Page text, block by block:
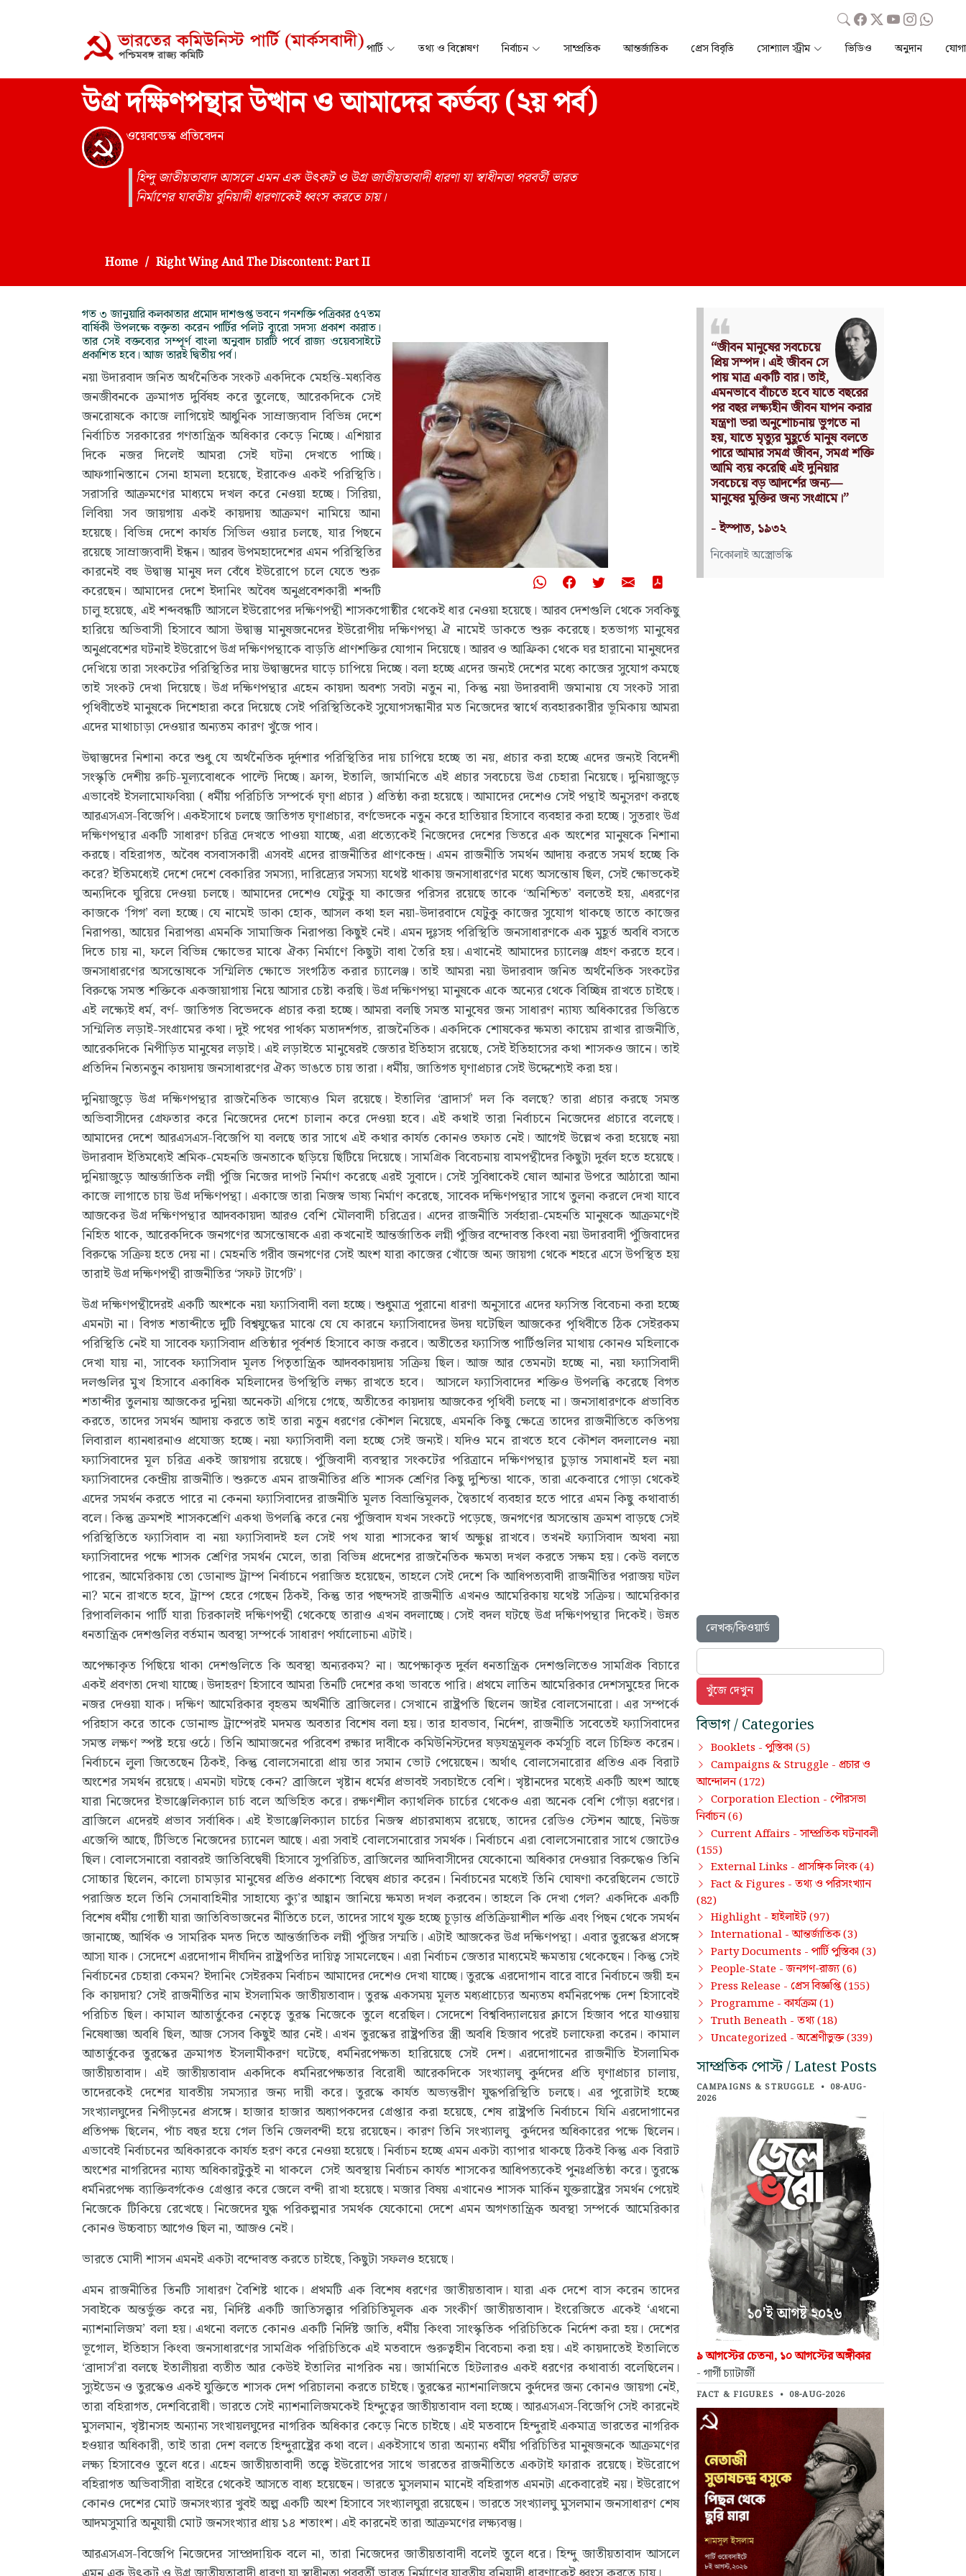
পার্টি তথ্য ও বিশ্লেষণ নির্বাচন সাম্প্রতিক আন্তর্জাতিক প্রেস বিবৃতি সোশ্যাল স্ট্রীম ভিডিও অনুদান
উগ্র দক্ষিণপন্থার উত্থান ও আমাদের কর্তব্য (২য় পর্ব)
ওয়েবডেস্ক প্রতিবেদন
হিন্দু জাতীয়তাবাদ আসলে এমন এক উৎকট ও উগ্র জাতীয়তাবাদী ধারণা যা স্বাধীনতা পরবর্তী ভারত
নির্মাণের যাবতীয় বুনিয়াদী ধারণাকেই ধ্বংস করতে চায়।
Home Right Wing And The Discontent: Part II
গত ৩ জানুয়ারি কলকাতার প্রমোদ দাশগুপ্ত ভবনে গনশক্তি পত্রিকার ৫৭তম
বার্ষিকী উপলক্ষে বক্তৃতা করেন পার্টির পলিট ব্যুরো সদস্য প্রকাশ কারাত।
তার সেই বক্তব্যের সম্পূর্ণ বাংলা অনুবাদ চারটি পর্বে রাজ্য ওয়েবসাইটে
প্রকাশিত হবে। আজ তারই দ্বিতীয় পর্ব।
নয়া উদারবাদ জনিত অর্থনৈতিক সংকট একদিকে মেহন্তি-মধ্যবিত্ত
জনজীবনকে ক্রমাগত দুর্বিষহ করে তুলেছে, আরেকদিকে সেই
জনরোষকে কাজে লাগিয়েই আধুনিক সাম্রাজ্যবাদ বিভিন্ন দেশে
নির্বাচিত সরকারের গণতান্ত্রিক অধিকার কেড়ে নিচ্ছে। এশিয়ার
দিকে নজর দিলেই আমরা সেই ঘটনা দেখতে পাচ্ছি।
আফগানিস্তানে সেনা হামলা হয়েছে, ইরাকেও একই পরিস্থিতি।
সরাসরি আক্রমণের মাধ্যমে দখল করে নেওয়া হচ্ছে। সিরিয়া,
লিবিয়া সব জায়গায় একই কায়দায় আক্রমণ নামিয়ে আনা
হয়েছে। বিভিন্ন দেশে কার্যত সিভিল ওয়ার চলছে, যার পিছনে
রয়েছে সাম্রাজ্যবাদী ইন্ধন। আরব উপমহাদেশের এমন পরিস্থিতির
কারনেই বহু উদ্বাস্তু মানুষ দল বেঁধে ইউরোপে চলে যেতে শুরু
করেছেন। আমাদের দেশে ইদানিং অবৈধ অনুপ্রবেশকারী শব্দটি
চালু হয়েছে, এই শব্দবন্ধটি আসলে ইউরোপের দক্ষিণপন্থী শাসকগোষ্ঠীর থেকেই ধার নেওয়া হয়েছে। আরব দেশগুলি থেকে সবকিছু
হারিয়ে অভিবাসী হিসাবে আসা উদ্বাস্তু মানুষজনেদের ইউরোপীয় দক্ষিণপন্থা ঐ নামেই ডাকতে শুরু করেছে। হতভাগ্য মানুষের
অনুপ্রবেশের ঘটনাই ইউরোপে উগ্র দক্ষিণপন্থাকে বাড়তি প্রাণশক্তির যোগান দিয়েছে। আরব ও আফ্রিকা থেকে ঘর হারানো মানুষদের
দেখিয়ে তারা সংকটের পরিস্থিতির দায় উদ্বাস্তুদের ঘাড়ে চাপিয়ে দিচ্ছে। বলা হচ্ছে এদের জন্যই দেশের মধ্যে কাজের সুযোগ কমছে
তাই সংকট দেখা দিয়েছে। উগ্র দক্ষিণপন্থার এহেন কায়দা অবশ্য সবটা নতুন না, কিন্তু নয়া উদারবাদী জমানায় যে সংকট সারা
পৃথিবীতেই মানুষকে দিশেহারা করে দিয়েছে সেই পরিস্থিতিকেই সুযোগসন্ধানীর মত নিজেদের স্বার্থে ব্যবহারকারীর ভূমিকায় আমরা
এদের মাথাচাড়া দেওয়ার অন্যতম কারণ খুঁজে পাব।
উদ্বাস্তুদের নিশানা করে শুধু যে অর্থনৈতিক দুর্দশার পরিস্থিতির দায় চাপিয়ে হচ্ছে তা নয়, প্রচার করা হচ্ছে এদের জন্যই বিদেশী
সংস্কৃতি দেশীয় রুচি-মূল্যবোধকে পাল্টে দিচ্ছে। ফ্রান্স, ইতালি, জার্মানিতে এই প্রচার সবচেয়ে উগ্র চেহারা নিয়েছে। দুনিয়াজুড়ে
এভাবেই ইসলামোফবিয়া ( ধর্মীয় পরিচিতি সম্পর্কে ঘৃণা প্রচার ) প্রতিষ্ঠা করা হয়েছে। আমাদের দেশেও সেই পন্থাই অনুসরণ করছে
আরএসএস-বিজেপি। একইসাথে চলছে জাতিগত ঘৃণাপ্রচার, বর্ণভেদকে নতুন করে হাতিয়ার হিসাবে ব্যবহার করা হচ্ছে। সুতরাং উগ্র
দক্ষিণপন্থার একটি সাধারণ চরিত্র দেখতে পাওয়া যাচ্ছে, এরা প্রত্যেকেই নিজেদের দেশের ভিতরে এক অংশের মানুষকে নিশানা
করছে। বহিরাগত, অবৈধ বসবাসকারী এসবই এদের রাজনীতির প্রাণকেন্দ্র। এমন রাজনীতি সমর্থন আদায় করতে সমর্থ হচ্ছে কি
করে? ইতিমধ্যেই দেশে দেশে বেকারির সমস্যা, দারিদ্র্যের সমস্যা যথেষ্ট থাকায় জনসাধারণের মধ্যে অসন্তোষ ছিল, সেই ক্ষোভকেই
অন্যদিকে ঘুরিয়ে দেওয়া চলছে। আমাদের দেশেও যেটুকু যা কাজের পরিসর রয়েছে তাকে ‘অনিশ্চিত’ বলতেই হয়, এধরণের
কাজকে ‘গিগ’ বলা হচ্ছে। যে নামেই ডাকা হোক, আসল কথা হল নয়া-উদারবাদে যেটুকু কাজের সুযোগ থাকছে তাতে কাজের
নিরাপত্তা, আয়ের নিরাপত্তা এমনকি সামাজিক নিরাপত্তা কিছুই নেই। এমন দুঃসহ পরিস্থিতি জনসাধারণকে এক মুহূর্ত অবধি বসতে
দিতে চায় না, ফলে বিভিন্ন ক্ষোভের মাঝে ঐক্য নির্মাণে কিছুটা বাধা তৈরি হয়। এখানেই আমাদের চ্যালেঞ্জ গ্রহণ করতে হবে।
জনসাধারণের অসন্তোষকে সম্মিলিত ক্ষোভে সংগঠিত করার চ্যালেঞ্জ। তাই আমরা নয়া উদারবাদ জনিত অর্থনৈতিক সংকটের
বিরুদ্ধে সমস্ত শক্তিকে একজায়াগায় নিয়ে আসার চেষ্টা করছি। উগ্র দক্ষিণপন্থা মানুষকে একে অন্যের থেকে বিচ্ছিন্ন রাখতে চাইছে।
এই লক্ষ্যেই ধর্ম, বর্ণ- জাতিগত বিভেদকে প্রচার করা হচ্ছে। আমরা বলছি সমস্ত মানুষের জন্য সাধারণ ন্যায্য অধিকারের ভিত্তিতে
সম্মিলিত লড়াই-সংগ্রামের কথা। দুই পথের পার্থক্য মতাদর্শগত, রাজনৈতিক। একদিকে শোষকের ক্ষমতা কায়েম রাখার রাজনীতি,
আরেকদিকে নিপীড়িত মানুষের লড়াই। এই লড়াইতে মানুষেরই জেতার ইতিহাস রয়েছে, সেই ইতিহাসের কথা শাসকও জানে। তাই
প্রতিদিন নিত্যনতুন কায়দায় জনসাধারণের ঐক্য ভাঙতে চায় তারা। ধর্মীয়, জাতিগত ঘৃণাপ্রচার সেই উদ্দেশ্যেই করা হয়।
দুনিয়াজুড়ে উগ্র দক্ষিণপন্থার রাজনৈতিক ভাষ্যেও মিল রয়েছে। ইতালির ‘ব্রাদার্স’ দল কি বলছে? তারা প্রচার করছে সমস্ত
অভিবাসীদের গ্রেফতার করে নিজেদের দেশে চালান করে দেওয়া হবে। এই কথাই তারা নির্বাচনে নিজেদের প্রচারে বলেছে।
আমাদের দেশে আরএসএস-বিজেপি যা বলছে তার সাথে এই কথার কার্যত কোনও তফাত নেই। আগেই উল্লেখ করা হয়েছে নয়া
উদারবাদ ইতিমধ্যেই শ্রমিক-মেহনতি জনতাকে ছড়িয়ে ছিটিয়ে দিয়েছে। সামগ্রিক বিবেচনায় বামপন্থীদের কিছুটা দুর্বল হতে হয়েছে।
দুনিয়াজুড়ে আন্তর্জাতিক লগ্নী পুঁজি নিজের দাপট নির্মাণ করেছে এরই সুবাদে। সেই সুবিধাকেই ষোল আনার উপরে আঠারো আনা
কাজে লাগাতে চায় উগ্র দক্ষিণপন্থা। একাজে তারা নিজস্ব ভাষ্য নির্মাণ করেছে, সাবেক দক্ষিণপন্থার সাথে তুলনা করলে দেখা যাবে
আজকের উগ্র দক্ষিণপন্থার আদবকায়দা আরও বেশি মৌলবাদী চরিত্রের। এদের রাজনীতি সর্বহারা-মেহনতি মানুষকে আক্রমণেই
নিহিত থাকে, আরেকদিকে জনগণের অসন্তোষকে এরা কখনোই আন্তর্জাতিক লগ্নী পুঁজির বন্দোবস্ত কিংবা নয়া উদারবাদী পুঁজিবাদের
বিরুদ্ধে সক্রিয় হতে দেয় না। মেহনতি গরীব জনগণের সেই অংশ যারা কাজের খোঁজে অন্য জায়গা থেকে শহরে এসে উপস্থিত হয়
তারাই উগ্র দক্ষিণপন্থী রাজনীতির ‘সফট টার্গেট’।
উগ্র দক্ষিণপন্থীদেরই একটি অংশকে নয়া ফ্যাসিবাদী বলা হচ্ছে। শুধুমাত্র পুরানো ধারণা অনুসারে এদের ফ্যসিস্ত বিবেচনা করা হচ্ছে
এমনটা না। বিগত শতাব্দীতে দুটি বিশ্বযুদ্ধের মাঝে যে যে কারনে ফ্যাসিবাদের উদয় ঘটেছিল আজকের পৃথিবীতে ঠিক সেইরকম
পরিস্থিতি নেই যা সাবেক ফ্যাসিবাদ প্রতিষ্ঠার পূর্বশর্ত হিসাবে কাজ করবে। অতীতের ফ্যাসিস্ত পার্টিগুলির মাথায় কোনও মহিলাকে
দেখা যায় না, সাবেক ফ্যাসিবাদ মূলত পিতৃতান্ত্রিক আদবকায়দায় সক্রিয় ছিল। আজ আর তেমনটা হচ্ছে না, নয়া ফ্যাসিবাদী
দলগুলির মুখ হিসাবে একাধিক মহিলাদের উপস্থিতি লক্ষ্য রাখতে হবে। আসলে ফ্যাসিবাদের শক্তিও উপলব্ধি করেছে বিগত
শতাব্দীর তুলনায় আজকের দুনিয়া অনেকটা এগিয়ে গেছে, অতীতের কায়দায় আজকের পৃথিবী চলছে না। জনসাধারণকে প্রভাবিত
করতে, তাদের সমর্থন আদায় করতে তাই তারা নতুন ধরণের কৌশল নিয়েছে, এমনকি কিছু ক্ষেত্রে তাদের রাজনীতিতে কতিপয়
লিবারাল ধ্যানধারনাও প্রযোজ্য হচ্ছে। নয়া ফ্যাসিবাদী বলা হচ্ছে সেই জন্যই। যদিও মনে রাখতে হবে কৌশল বদলালেও নয়া
ফ্যাসিবাদের মূল চরিত্র একই জায়গায় রয়েছে। পুঁজিবাদী ব্যবস্থার সংকটের পরিত্রানে দক্ষিণপন্থার চুড়ান্ত সমাধানই হল নয়া
ফ্যাসিবাদের কেন্দ্রীয় রাজনীতি। শুরুতে এমন রাজনীতির প্রতি শাসক শ্রেণির কিছু দুশ্চিন্তা থাকে, তারা একেবারে গোড়া থেকেই
এদের সমর্থন করতে পারে না কেননা ফ্যাসিবাদের রাজনীতি মূলত বিভ্রান্তিমূলক, দ্বৈতার্থে ব্যবহার হতে পারে এমন কিছু কথাবার্তা
বলে। কিন্তু ক্রমশই শাসকশ্রেণি একথা উপলব্ধি করে নেয় পুঁজিবাদ যখন সংকটে পড়েছে, জনগণের অসন্তোষ ক্রমশ বাড়ছে সেই
পরিস্থিতিতে ফ্যাসিবাদ বা নয়া ফ্যাসিবাদই হল সেই পথ যারা শাসকের স্বার্থ অক্ষুণ্ণ রাখবে। তখনই ফ্যাসিবাদ অথবা নয়া
ফ্যাসিবাদের পক্ষে শাসক শ্রেণির সমর্থন মেলে, তারা বিভিন্ন প্রদেশের রাজনৈতিক ক্ষমতা দখল করতে সক্ষম হয়। কেউ বলতে
পারেন, আমেরিকায় তো ডোনাল্ড ট্রাম্প নির্বাচনে পরাজিত হয়েছেন, তাহলে সেই দেশে কি আধিপত্যবাদী রাজনীতির পরাজয় ঘটল
না? মনে রাখতে হবে, ট্রাম্প হেরে গেছেন ঠিকই, কিন্তু তার পছন্দসই রাজনীতি এখনও আমেরিকায় যথেষ্ট সক্রিয়। আমেরিকার
রিপাবলিকান পার্টি যারা চিরকালই দক্ষিণপন্থী থেকেছে তারাও এখন বদলাচ্ছে। সেই বদল ঘটছে উগ্র দক্ষিণপন্থার দিকেই। উন্নত
ধনতান্ত্রিক দেশগুলির বর্তমান অবস্থা সম্পর্কে সাধারণ পর্যালোচনা এটাই।
অপেক্ষাকৃত পিছিয়ে থাকা দেশগুলিতে কি অবস্থা অন্যরকম? না। অপেক্ষাকৃত দুর্বল ধনতান্ত্রিক দেশগুলিতেও সামগ্রিক বিচারে
একই প্রবণতা দেখা যাচ্ছে। উদাহরণ হিসাবে আমরা তিনটি দেশের কথা ভাবতে পারি। প্রথমে লাতিন আমেরিকার দেশসমুহের দিকে
নজর দেওয়া যাক। দক্ষিণ আমেরিকার বৃহত্তম অর্থনীতি ব্রাজিলের। সেখানে রাষ্ট্রপতি ছিলেন জাইর বোলসেনারো। এর সম্পর্কে
পরিহাস করে তাকে ডোনাল্ড ট্রাম্পেরই মদমত্ত অবতার বিশেষ বলা হয়। তার হাবভাব, নির্দেশ, রাজনীতি সবেতেই ফ্যাসিবাদের
সমস্ত লক্ষণ স্পষ্ট হয়ে ওঠে। তিনি আমাজনের পরিবেশ রক্ষার দাবীকে কমিউনিস্টদের ষড়যন্ত্রমূলক কর্মসূচি বলে চিহ্নিত করেন।
নির্বাচনে লুলা জিতেছেন ঠিকই, কিন্তু বোলসেনারো প্রায় তার সমান ভোট পেয়েছেন। অর্থাৎ বোলসেনারোর প্রতিও এক বিরাট
অংশের সমর্থন রয়েছে। এমনটা ঘটছে কেন? ব্রাজিলে খৃষ্টান ধর্মের প্রভাবই সবচাইতে বেশি। খৃষ্টানদের মধ্যেই একটি অংশ আছে
যারা নিজেদের ইভাঞ্জেলিক্যাল চার্চ বলে অভিহিত করে। রক্ষণশীল ক্যাথলিক চার্চের থেকেও এরা অনেক বেশি গোঁড়া ধরণের।
ব্রাজিলে এদেরই প্রভাব সর্বাধিক। এই ইভাঞ্জেলিক্যাল চার্চের নিজস্ব প্রচারমাধ্যম রয়েছে, তাদের রেডিও স্টেশন আছে, নিউজ
এজেন্সি আছে, টিভিতে নিজেদের চ্যানেল আছে। এরা সবাই বোলসেনারোর সমর্থক। নির্বাচনে এরা বোলসেনারোর সাথে জোটেও
ছিল। বোলসেনারো বরাবরই জাতিবিদ্বেষী হিসাবে সুপরিচিত, ব্রাজিলের আদিবাসীদের যেকোনো অধিকার দেওয়ার বিরুদ্ধেও তিনি
সোচ্চার ছিলেন, কালো চামড়ার মানুষের প্রতিও প্রকাশ্যে বিদ্বেষ প্রচার করেন। নির্বাচনের মধ্যেই তিনি ঘোষণা করেছিলেন ভোটে
পরাজিত হলে তিনি সেনাবাহিনীর সাহায্যে ক্যু’র আহ্বান জানিয়ে ক্ষমতা দখল করবেন। তাহলে কি দেখা গেল? একদিকে একটি
বিশেষ ধর্মীয় গোষ্ঠী যারা জাতিবিভাজনের নীতিতে চলে, তাদের সাথে যুক্ত হচ্ছে চূড়ান্ত প্রতিক্রিয়াশীল শক্তি এবং পিছন থেকে সমর্থন
জানাচ্ছে, আর্থিক ও সামরিক মদত দিতে আন্তর্জাতিক লগ্নী পুঁজির সম্মতি। এটাই আজকের উগ্র দক্ষিণপন্থা। এবার তুরস্কের প্রসঙ্গে
আসা যাক। সেদেশে এরদোগান দীর্ঘদিন রাষ্ট্রপতির দায়িত্ব সামলেছেন। এরা নির্বাচন জেতার মাধ্যমেই ক্ষমতায় থেকেছেন। কিন্তু সেই
নির্বাচনের চেহারা কেমন? ইদানিং সেইরকম নির্বাচন আমাদের দেশেও দেখা যাচ্ছে। তুরস্কে এরদোগান বারে বারে নির্বাচনে জয়ী হন
কি কায়দায়? সেই রাজনীতির নাম ইসলামিক জাতীয়তাবাদ। তুরস্ক একসময় মূলত মধ্যপ্রাচ্যের অন্যতম ধর্মনিরপেক্ষ দেশ হিসাবেই
পরিচিত ছিল। কামাল আতার্তুকের নেতৃত্বে তুরস্ক নিজেকে তুলে ধরেছিল। সেদেশে বিশ্ববিদ্যালয়ের ক্লাসে হিজাব পরে যাওয়ায়
নিষেধাজ্ঞা অবধি ছিল, আজ সেসব কিছুই আর নেই। এখন তুরস্কের রাষ্ট্রপতির স্ত্রী অবধি হিজাব পরেই চলাফেরা করেন। কামাল
আতার্তুকের তুরস্কের ক্রমাগত ইসলামীকরণ ঘটেছে, ধর্মনিরপেক্ষতা হারিয়েছে সেই দেশ। এরদোগানের রাজনীতি ইসলামিক
জাতীয়তাবাদ। এই জাতীয়তাবাদ একদিকে ধর্মনিরপেক্ষতার বিরোধী আরেকদিকে সংখ্যালঘু কুর্দদের প্রতি ঘৃণাপ্রচার চালায়,
তাদেরকেই দেশের যাবতীয় সমস্যার জন্য দায়ী করে। তুরস্কে কার্যত অভ্যন্তরীণ যুদ্ধপরিস্থিতি চলছে। এর পুরোটাই হচ্ছে
সংখ্যালঘুদের নিপীড়নের প্রসঙ্গে। হাজার হাজার অধ্যাপকদের গ্রেপ্তার করা হয়েছে, শেষ রাষ্ট্রপতি নির্বাচনে যিনি এরদোগানের
প্রতিপক্ষ ছিলেন, পাঁচ বছর হয়ে গেল তিনি জেলবন্দী হয়ে রয়েছেন। কারণ তিনি সংখ্যালঘু কুর্দদের অধিকারের পক্ষে ছিলেন।
এভাবেই নির্বাচনের অধিকারকে কার্যত হরণ করে নেওয়া হয়েছে। নির্বাচন হচ্ছে এমন একটা ব্যাপার থাকছে ঠিকই কিন্তু এক বিরাট
অংশের নাগরিদের ন্যায্য অধিকারটুকুই না থাকলে সেই অবস্থায় নির্বাচন কার্যত শাসকের আধিপত্যকেই পুনঃপ্রতিষ্ঠা করে। তুরস্কে
ধর্মনিরপেক্ষ ব্যাক্তিবর্গকেও গ্রেপ্তার করে জেলে বন্দী রাখা হয়েছে। মজার বিষয় এখানেও শাসক মার্কিন যুক্তরাষ্ট্রের সমর্থন পেয়েই
নিজেকে টিকিয়ে রেখেছে। নিজেদের যুদ্ধ পরিকল্পনার সমর্থক যেকোনো দেশে এমন অগণতান্ত্রিক অবস্থা সম্পর্কে আমেরিকার
কোনও উচ্চবাচ্য আগেও ছিল না, আজও নেই।
ভারতে মোদী শাসন এমনই একটা বন্দোবস্ত করতে চাইছে, কিছুটা সফলও হয়েছে।
এমন রাজনীতির তিনটি সাধারণ বৈশিষ্ট থাকে। প্রথমটি এক বিশেষ ধরণের জাতীয়তাবাদ। যারা এক দেশে বাস করেন তাদের
সবাইকে অন্তর্ভুক্ত করে নয়, নির্দিষ্ট একটি জাতিসত্ত্বার পরিচিতিমূলক এক সংকীর্ণ জাতীয়তাবাদ। ইংরেজিতে একেই ‘এথনো
ন্যাশনালিজম’ বলা হয়। এথনো বলতে কোনও একটি নির্দিষ্ট জাতি, ধর্মীয় কিংবা সাংস্কৃতিক পরিচিতিকে নির্দেশ করা হয়। দেশের
ভূগোল, ইতিহাস কিংবা জনসাধারণের সামগ্রিক পরিচিতিকে এই মতবাদে গুরুত্বহীন বিবেচনা করা হয়। এই কায়দাতেই ইতালিতে
‘ব্রাদার্স’রা বলছে ইতালীয়রা ব্যতীত আর কেউই ইতালির নাগরিক নয়। জার্মানিতে হিটলারও একই ধরণের কথাবার্তা বলেছিলেন।
স্যুইডেন ও তুরস্কেও একই যুক্তিতে শাসক দেশ পরিচালনা করতে চাইছে। তুরস্কের ন্যাশনালিজমে কুর্দদের জন্য কোনও জায়গা নেই,
তারা বহিরাগত, দেশবিরোধী। ভারতে সেই ন্যাশনালিজমকেই হিন্দুত্বের জাতীয়তাবাদ বলা হচ্ছে। আরএসএস-বিজেপি সেই কারনেই
মুসলমান, খৃষ্টানসহ অন্যান্য সংখায়লঘুদের নাগরিক অধিকার কেড়ে নিতে চাইছে। এই মতবাদে হিন্দুরাই একমাত্র ভারতের নাগরিক
হওয়ার অধিকারী, তাই তারা দেশ বলতে হিন্দুরাষ্ট্রের কথা বলে। একইসাথে তারা অন্যান্য ধর্মীয় পরিচিতির মানুষজনকে আক্রমণের
লক্ষ্য হিসাবেও তুলে ধরে। এহেন জাতীয়তাবাদী তত্ত্বে ইউরোপের সাথে ভারতের রাজনীতিতে একটাই ফারাক রয়েছে। ইউরোপে
বহিরাগত অভিবাসীরা বাইরে থেকেই আসতে বাধ্য হয়েছেন। ভারতে মুসলমান মানেই বহিরাগত এমনটা একেবারেই নয়। ইউরোপে
কোনও দেশের মোট জনসংখ্যার খুবই অল্প একটি অংশ হিসাবে সংখ্যালঘুরা রয়েছেন। ভারতে সংখ্যালঘু মুসলমান জনসাধারণ শেষ
আদমসুমারি অনুযায়ী মোট জনসংখ্যার প্রায় ১৪ শতাংশ। এই কারনেই তারা আক্রমণের লক্ষ্যবস্তু।
আরএসএস-বিজেপি নিজেদের সাম্প্রদায়িক বলে না, তারা নিজেদের জাতীয়তাবাদী বলেই তুলে ধরে। হিন্দু জাতীয়তাবাদ আসলে
Nothing can have value
without being an object of
utility.
Source: Das Kapital
(Volume I, Chapter 1)
কার্ল মার্কস
লেখক/কিওয়ার্ড
বিভাগ / Categories
Booklets - পুস্তিকা (5)
Campaigns & Struggle - প্রচার ও
আন্দোলন(172)
Corporation Election - পৌরসভা
নির্বাচন(6)
Current Affairs - সাম্প্রতিক ঘটনাবলী
(155)
External Links - প্রাসঙ্গিক লিংক(4)
Fact & Figures - তথ্য ও পরিসংখ্যান
(82)
Highlight -হাইলাইট(97)
International -আন্তর্জাতিক(3)
Party Documents - পার্টি পুস্তিকা (3)
People-State -জনগণ-রাজ্য(6)
Press Release - প্রেস বিজ্ঞপ্তি(155)
Programme -কার্যক্রম(1)
Truth Beneath - তথ্য(18)
Uncategorized -অশ্রেণীভুক্ত(339)
সাম্প্রতিক পোস্ট / Latest Posts
CAMPAIGNS & STRUGGLE • 08-AUG-
2026
৯ আগস্টের চেতনা, ১০ আগস্টের অঙ্গীকার
- গার্গী চ্যাটার্জী
FACT & FIGURES • 08-AUG-2026